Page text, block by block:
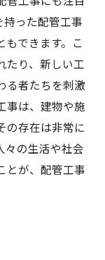
持った配管工事
できます。こ
たり、新しい工
る者たちを刺激
事は、建物や施
の存在は非常に
々の生活や社会
とが、配管工事